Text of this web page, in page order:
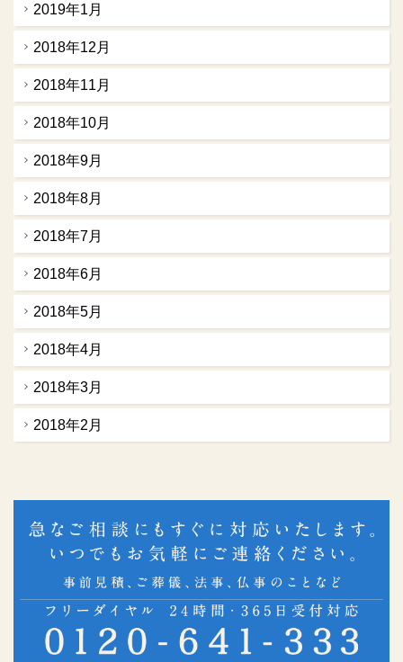
2019年1月
2018年12月
2018年11月
2018年10月
2018年9月
2018年8月
2018年7月
2018年6月
2018年5月
2018年4月
2018年3月
2018年2月